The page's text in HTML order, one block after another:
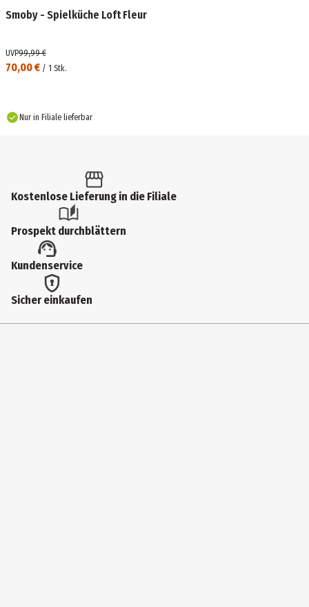
Smoby - Spielküche Loft Fleur
70,00 € / 1 Stk.
UVP99,99 €
Nur in Filiale lieferbar
Kostenlose Lieferung in die Filiale
Prospekt durchblättern
Kundenservice
Sicher einkaufen